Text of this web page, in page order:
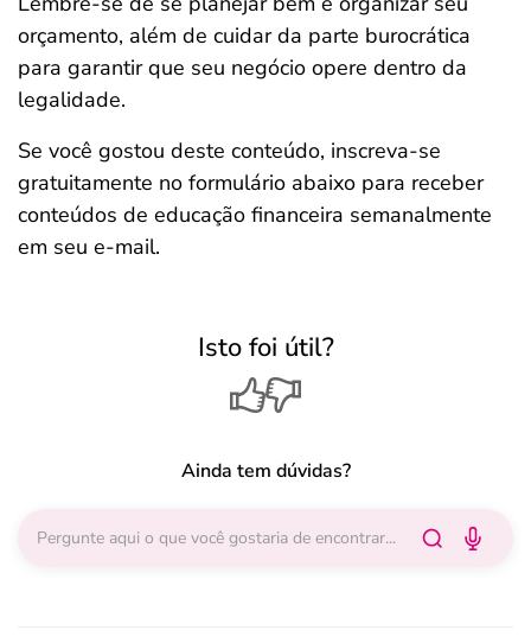
orçamento, além de cuidar da parte burocrática
para garantir que seu negócio opere dentro da
legalidade.
Se você gostou deste conteúdo, inscreva-se
gratuitamente no formulário abaixo para receber
conteúdos de educação financeira semanalmente
em seu e-mail.
Isto foi útil?
Ainda tem dúvidas?